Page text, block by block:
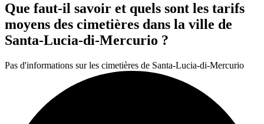
Que faut-il savoir et quels sont les tarifs
moyens des cimetières dans la ville de
Santa-Lucia-di-Mercurio ?
Pas d'informations sur les cimetières de Santa-Lucia-di-Mercurio